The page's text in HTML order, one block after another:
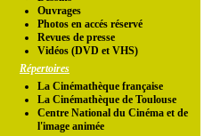
Ouvrages
Photos en accés réservé
Revues de presse
Vidéos (DVD et VHS)
Répertoires
La Cinémathèque française
La Cinémathèque de Toulouse
Centre National du Cinéma et de
l'image animée